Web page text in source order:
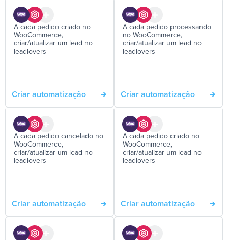
A cada pedido criado no
WooCommerce,
criar/atualizar um lead no
leadlovers
Criar automatização
A cada pedido processando
no WooCommerce,
criar/atualizar um lead no
leadlovers
Criar automatização
A cada pedido cancelado no
WooCommerce,
criar/atualizar um lead no
leadlovers
Criar automatização
A cada pedido criado no
WooCommerce,
criar/atualizar um lead no
leadlovers
Criar automatização